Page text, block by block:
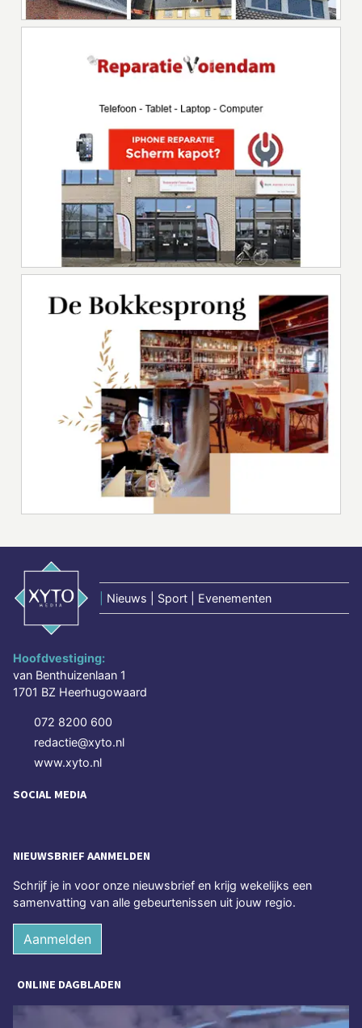
Nieuws | Sport | Evenementen
Hoofdvestiging:
van Benthuizenlaan 1
1701 BZ Heerhugowaard
072 8200 600
redactie@xyto.nl
www.xyto.nl
SOCIAL MEDIA
NIEUWSBRIEF AANMELDEN
Schrijf je in voor onze nieuwsbrief en krijg wekelijks een
samenvatting van alle gebeurtenissen uit jouw regio.
Aanmelden
ONLINE DAGBLADEN